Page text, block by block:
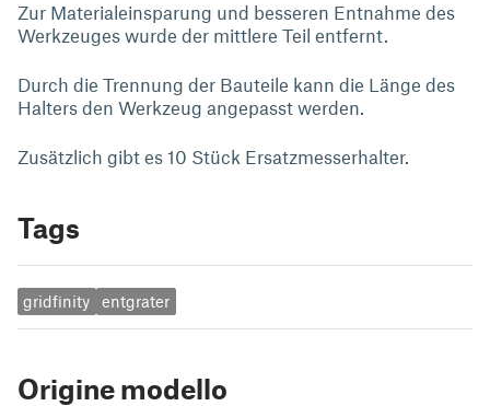
Zur Materialeinsparung und besseren Entnahme des
Werkzeuges wurde der mittlere Teil entfernt.
Durch die Trennung der Bauteile kann die Länge des
Halters den Werkzeug angepasst werden.
Zusätzlich gibt es 10 Stück Ersatzmesserhalter.
Tags
gridfinity entgrater
Origine modello